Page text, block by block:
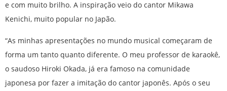
e com muito brilho. A inspiração veio do cantor Mikawa
Kenichi, muito popular no Japão.
“As minhas apresentações no mundo musical começaram de
forma um tanto quanto diferente. O meu professor de karaokê,
o saudoso Hiroki Okada, já era famoso na comunidade
japonesa por fazer a imitação do cantor japonês. Após o seu